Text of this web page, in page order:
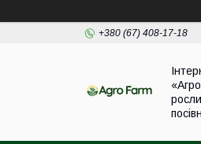
+380 (67) 408-17-18